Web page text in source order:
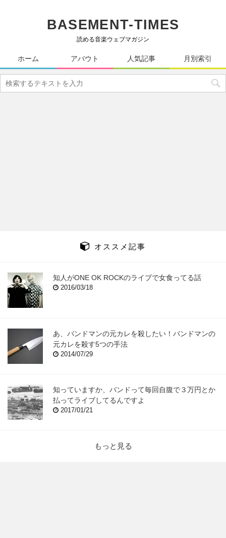
BASEMENT-TIMES
読める音楽ウェブマガジン
ホーム アバウト 人気記事 月別索引
オススメ記事
知人がONE OK ROCKのライブで女食ってる話
2016/03/18
あ、バンドマンの元カレを殺したい！バンドマンの
元カレを殺す5つの手法
2014/07/29
知っていますか、バンドって毎回自腹で３万円とか
払ってライブしてるんですよ
2017/01/21
もっと見る